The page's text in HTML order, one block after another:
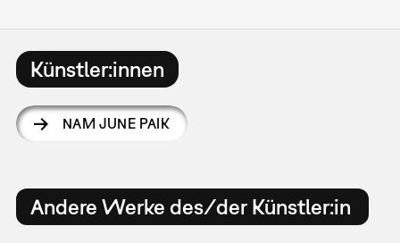
Künstler:innen
NAM JUNE PAIK
Andere Werke des/der Künstler:in